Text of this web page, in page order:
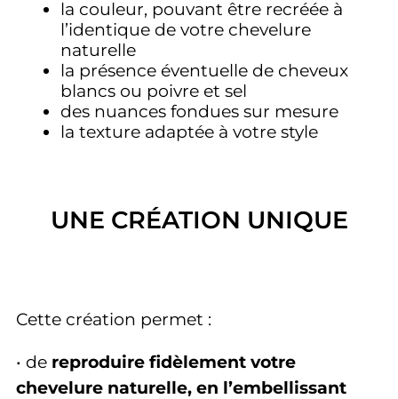
la couleur, pouvant être recréée à
l’identique de votre chevelure
naturelle
la présence éventuelle de cheveux
blancs ou poivre et sel
des nuances fondues sur mesure
la texture adaptée à votre style
UNE CRÉATION UNIQUE
Cette création permet :
• de reproduire fidèlement votre
chevelure naturelle, en l’embellissant